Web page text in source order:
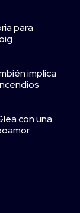
para
implica
con una